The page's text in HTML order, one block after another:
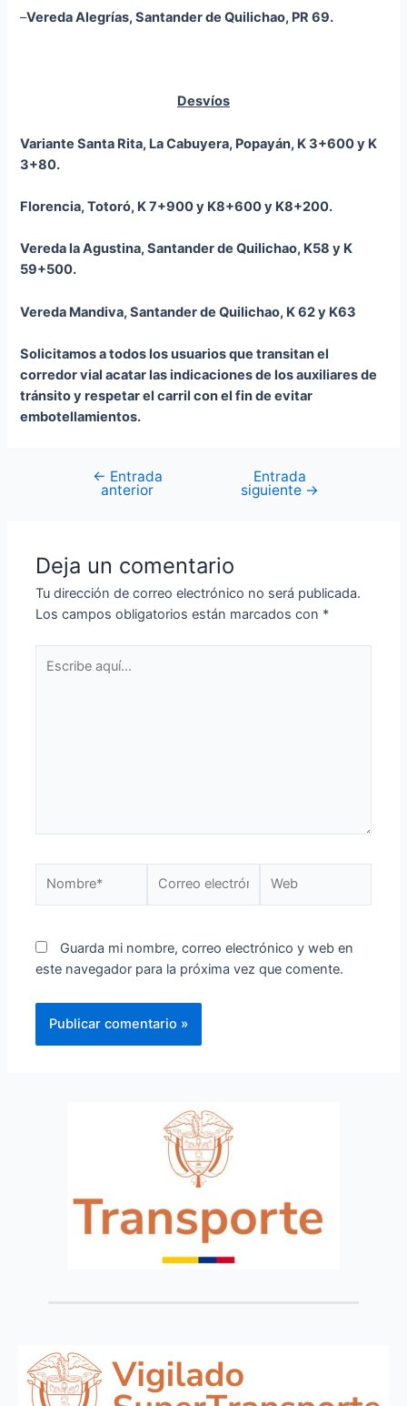
–Vereda Alegrías, Santander de Quilichao, PR 69.
Desvíos
Variante Santa Rita, La Cabuyera, Popayán, K 3+600 y K
3+80.
Florencia, Totoró, K 7+900 y K8+600 y K8+200.
Vereda la Agustina, Santander de Quilichao, K58 y K
59+500.
Vereda Mandiva, Santander de Quilichao, K 62 y K63
Solicitamos a todos los usuarios que transitan el
corredor vial acatar las indicaciones de los auxiliares de
tránsito y respetar el carril con el fin de evitar
embotellamientos.
← Entrada
anterior
Entrada
siguiente →
Deja un comentario
Tu dirección de correo electrónico no será publicada.
Los campos obligatorios están marcados con *
Guarda mi nombre, correo electrónico y web en
este navegador para la próxima vez que comente.